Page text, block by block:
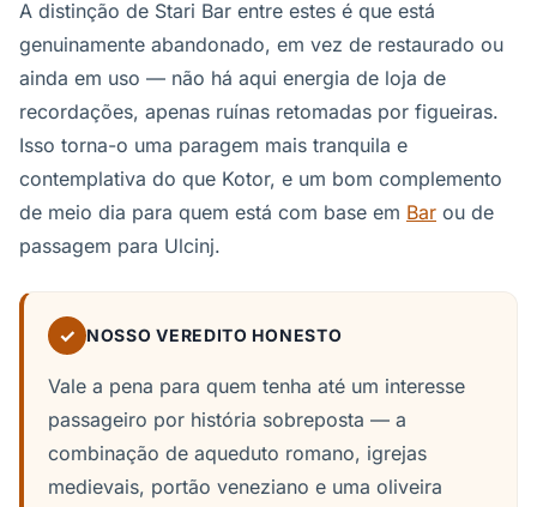
A distinção de Stari Bar entre estes é que está
genuinamente abandonado, em vez de restaurado ou
ainda em uso — não há aqui energia de loja de
recordações, apenas ruínas retomadas por figueiras.
Isso torna-o uma paragem mais tranquila e
contemplativa do que Kotor, e um bom complemento
de meio dia para quem está com base em Bar ou de
passagem para Ulcinj.
✓ NOSSO VEREDITO HONESTO
Vale a pena para quem tenha até um interesse
passageiro por história sobreposta — a
combinação de aqueduto romano, igrejas
medievais, portão veneziano e uma oliveira